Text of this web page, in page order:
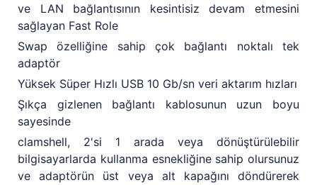
ve LAN bağlantısının kesintisiz devam etmesini
sağlayan Fast Role
Swap özelliğine sahip çok bağlantı noktalı tek
adaptör
Yüksek Süper Hızlı USB 10 Gb/sn veri aktarım hızları
Şıkça gizlenen bağlantı kablosunun uzun boyu
sayesinde
clamshell, 2'si 1 arada veya dönüştürülebilir
bilgisayarlarda kullanma esnekliğine sahip olursunuz
ve adaptörün üst veya alt kapağını döndürerek